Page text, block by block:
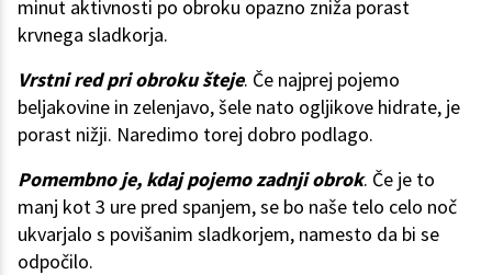
minut aktivnosti po obroku opazno zniža porast
krvnega sladkorja.
Vrstni red pri obroku šteje. Če najprej pojemo
beljakovine in zelenjavo, šele nato ogljikove hidrate, je
porast nižji. Naredimo torej dobro podlago.
Pomembno je, kdaj pojemo zadnji obrok. Če je to
manj kot 3 ure pred spanjem, se bo naše telo celo noč
ukvarjalo s povišanim sladkorjem, namesto da bi se
odpočilo.